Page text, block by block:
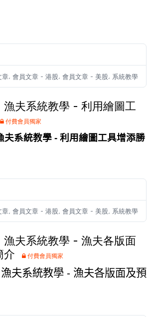
章, 會員文章 - 港股, 會員文章 - 美股, 系統教學
漁夫系統教學 - 利用繪圖工
付費會員獨家
夫系統教學 - 利用繪圖工具增添勝
章 會員文章 - 港股 會員文章 - 美股 系統教學
漁夫系統教學 - 漁夫各版面
介
付費會員獨家
漁夫系統教學 - 漁夫各版面及預